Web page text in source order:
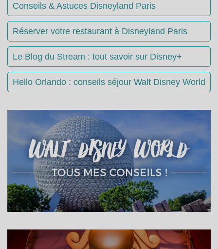
Conseils & Astuces Disneyland Paris
Réserver votre restaurant à Disneyland Paris
Le Blog du Stream : tout savoir sur Disney+
Hello Orlando : conseils séjour Walt Disney World